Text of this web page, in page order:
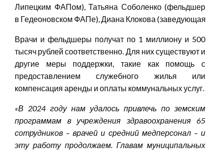
Липецким ФАПом), Татьяна Соболенко (фельдшер
в Гедеоновском ФАПе), Диана Клокова (заведующая
Врачи и фельдшеры получат по 1 миллиону и 500
тысяч рублей соответственно. Для них существуют и
другие меры поддержки, такие как помощь с
предоставлением служебного жилья или
компенсация аренды и оплаты коммунальных услуг.
«В 2024 году нам удалось привлечь по земским
программам в учреждения здравоохранения 65
сотрудников – врачей и средний медперсонал – и
эту работу продолжаем. Главам муниципальных